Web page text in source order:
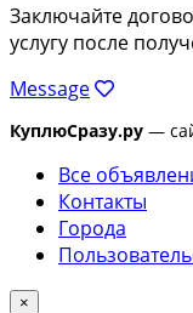
Заключайте
услугу после
Message
КуплюСразу.ру —
Все
Контакты
Города
×